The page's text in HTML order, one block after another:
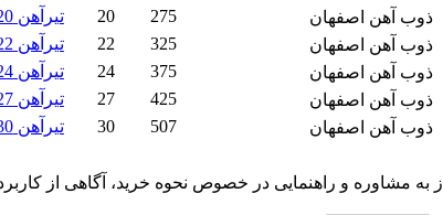
تیرآهن 20 لانه زنبوری
20 275 ذوب آهن اصفهان
تیرآهن 22 لانه زنبوری
22 325 ذوب آهن اصفهان
تیرآهن 24 لانه زنبوری
24 375 ذوب آهن اصفهان
تیرآهن 27 لانه زنبوری
27 425 ذوب آهن اصفهان
تیرآهن 30 لانه زنبوری
30 507 ذوب آهن اصفهان
به مشاوره و راهنمایی در خصوص نحوه خرید، آگاهی از